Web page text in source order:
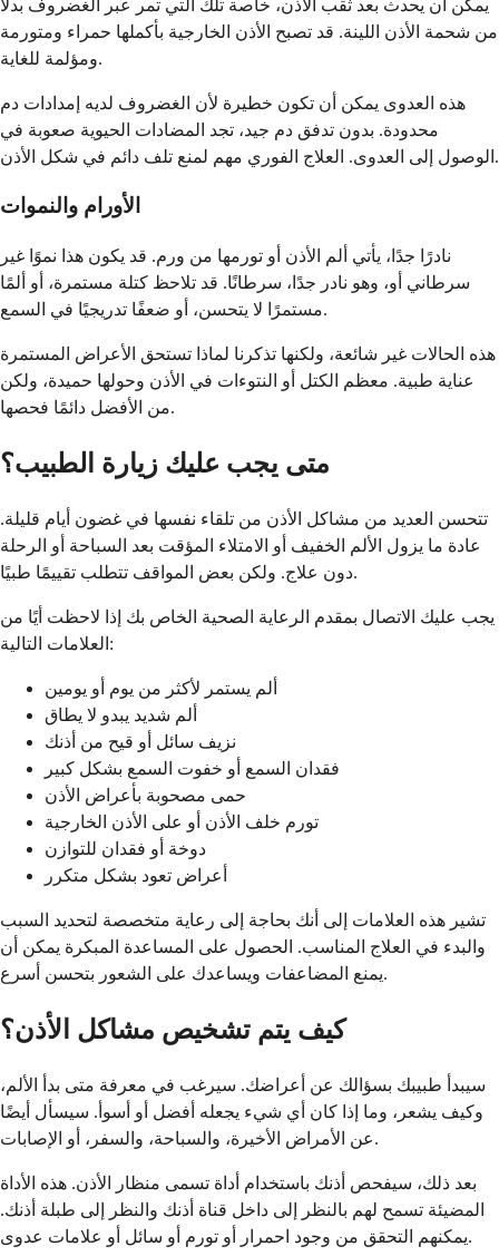
يمكن أن يحدث بعد ثقب الأذن، خاصة تلك التي تمر عبر الغضروف بدلاً
من شحمة الأذن اللينة. قد تصبح الأذن الخارجية بأكملها حمراء ومتورمة
ومؤلمة للغاية.
هذه العدوى يمكن أن تكون خطيرة لأن الغضروف لديه إمدادات دم
محدودة. بدون تدفق دم جيد، تجد المضادات الحيوية صعوبة في
الوصول إلى العدوى. العلاج الفوري مهم لمنع تلف دائم في شكل الأذن.
الأورام والنموات
نادرًا جدًا، يأتي ألم الأذن أو تورمها من ورم. قد يكون هذا نموًا غير
سرطاني أو، وهو نادر جدًا، سرطانًا. قد تلاحظ كتلة مستمرة، أو ألمًا
مستمرًا لا يتحسن، أو ضعفًا تدريجيًا في السمع.
هذه الحالات غير شائعة، ولكنها تذكرنا لماذا تستحق الأعراض المستمرة
عناية طبية. معظم الكتل أو النتوءات في الأذن وحولها حميدة، ولكن
من الأفضل دائمًا فحصها.
متى يجب عليك زيارة الطبيب؟
تتحسن العديد من مشاكل الأذن من تلقاء نفسها في غضون أيام قليلة.
عادة ما يزول الألم الخفيف أو الامتلاء المؤقت بعد السباحة أو الرحلة
دون علاج. ولكن بعض المواقف تتطلب تقييمًا طبيًا.
يجب عليك الاتصال بمقدم الرعاية الصحية الخاص بك إذا لاحظت أيًا من
العلامات التالية:
ألم يستمر لأكثر من يوم أو يومين
ألم شديد يبدو لا يطاق
نزيف سائل أو قيح من أذنك
فقدان السمع أو خفوت السمع بشكل كبير
حمى مصحوبة بأعراض الأذن
تورم خلف الأذن أو على الأذن الخارجية
دوخة أو فقدان للتوازن
أعراض تعود بشكل متكرر
تشير هذه العلامات إلى أنك بحاجة إلى رعاية متخصصة لتحديد السبب
والبدء في العلاج المناسب. الحصول على المساعدة المبكرة يمكن أن
يمنع المضاعفات ويساعدك على الشعور بتحسن أسرع.
كيف يتم تشخيص مشاكل الأذن؟
سيبدأ طبيبك بسؤالك عن أعراضك. سيرغب في معرفة متى بدأ الألم،
وكيف يشعر، وما إذا كان أي شيء يجعله أفضل أو أسوأ. سيسأل أيضًا
عن الأمراض الأخيرة، والسباحة، والسفر، أو الإصابات.
بعد ذلك، سيفحص أذنك باستخدام أداة تسمى منظار الأذن. هذه الأداة
المضيئة تسمح لهم بالنظر إلى داخل قناة أذنك والنظر إلى طبلة أذنك.
يمكنهم التحقق من وجود احمرار أو تورم أو سائل أو علامات عدوى.